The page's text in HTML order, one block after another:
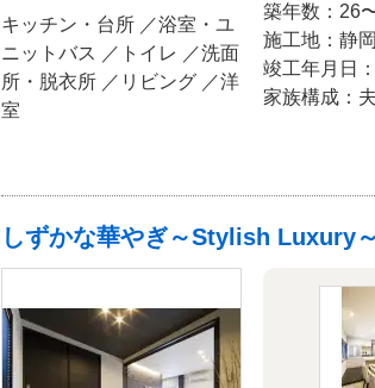
キッチン・台所 ／浴室・ユ
ニットバス ／トイレ ／洗面
所・脱衣所 ／リビング ／洋
室
築年数：26
施工地：静
竣工年月日
家族構成：
しずかな華やぎ～Stylish Luxury～